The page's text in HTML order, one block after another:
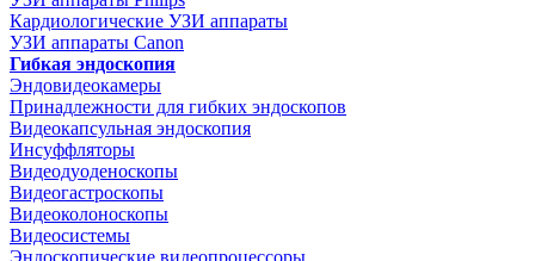
Кардиологические УЗИ аппараты
УЗИ аппараты Canon
Гибкая эндоскопия
Эндовидеокамеры
Принадлежности для гибких эндоскопов
Видеокапсульная эндоскопия
Инсуффляторы
Видеодуоденоскопы
Видеогастроскопы
Видеоколоноскопы
Видеосистемы
Эндоскопические видеопроцессоры